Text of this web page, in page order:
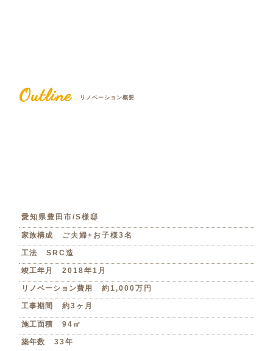
Outline リノベーション概要
愛知県豊田市/S様邸
家族構成 ご夫婦+お子様3名
工法 SRC造
竣工年月 2018年1月
リノベーション費用 約1,000万円
工事期間 約3ヶ月
施工面積 94㎡
築年数 33年